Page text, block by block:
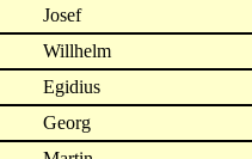
Josef
Willhelm
Egidius
Georg